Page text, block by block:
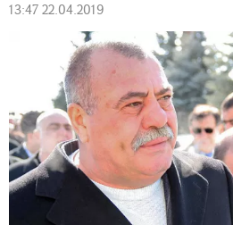
13:47 22.04.2019